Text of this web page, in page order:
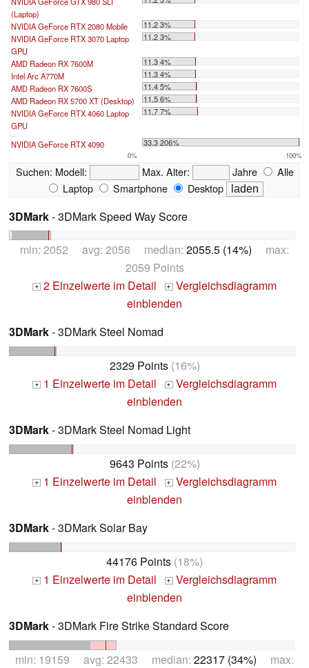
(Laptop)
NVIDIA GeForce RTX 2080 Mobile
11.2 3%
NVIDIA GeForce RTX 3070 Laptop
GPU
11.2 3%
AMD Radeon RX 7600M
11.3 4%
Intel Arc A770M
11.3 4%
AMD Radeon RX 7600S
11.4 5%
AMD Radeon RX 5700 XT (Desktop)
11.5 6%
NVIDIA GeForce RTX 4060 Laptop
GPU
11.7 7%
NVIDIA GeForce RTX 4090 33.3 206%
0% 100%
Suchen: Modell: Max. Alter: Jahre
Alle
Laptop
Smartphone Desktop
3DMark- 3DMark Speed Way Score
min: 2052 avg: 2056 median: 2055.5 (14%) max:
2059 Points
+ 2 Einzelwerte im Detail + Vergleichsdiagramm
einblenden
3DMark- 3DMark Steel Nomad
2329 Points(16%)
+ 1 Einzelwerte im Detail + Vergleichsdiagramm
einblenden
3DMark- 3DMark Steel Nomad Light
9643 Points(22%)
+ 1 Einzelwerte im Detail + Vergleichsdiagramm
einblenden
3DMark- 3DMark Solar Bay
44176 Points (18%)
+ 1 Einzelwerte im Detail + Vergleichsdiagramm
einblenden
3DMark- 3DMark Fire Strike Standard Score
min: 19159 avg: 22433 median: 22317 (34%) max: